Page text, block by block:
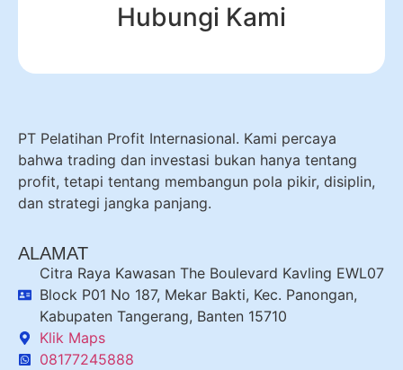
Hubungi Kami
PT Pelatihan Profit Internasional. Kami percaya
bahwa trading dan investasi bukan hanya tentang
profit, tetapi tentang membangun pola pikir, disiplin,
dan strategi jangka panjang.
ALAMAT
Citra Raya Kawasan The Boulevard Kavling EWL07
Block P01 No 187, Mekar Bakti, Kec. Panongan,
Kabupaten Tangerang, Banten 15710
Klik Maps
08177245888